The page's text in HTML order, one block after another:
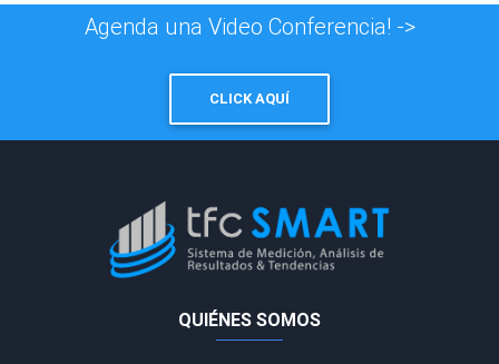
Agenda una Video Conferencia! ->
CLICK AQUÍ
QUIÉNES SOMOS